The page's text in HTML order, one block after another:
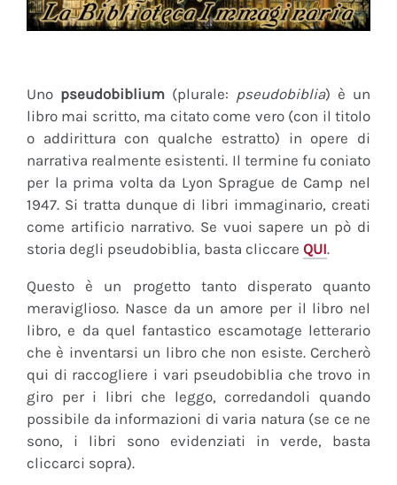
Uno pseudobiblium (plurale: pseudobiblia) è un
libro mai scritto, ma citato come vero (con il titolo
o addirittura con qualche estratto) in opere di
narrativa realmente esistenti. Il termine fu coniato
per la prima volta da Lyon Sprague de Camp nel
1947. Si tratta dunque di libri immaginario, creati
come artificio narrativo. Se vuoi sapere un pò di
storia degli pseudobiblia, basta cliccare QUI.
Questo è un progetto tanto disperato quanto
meraviglioso. Nasce da un amore per il libro nel
libro, e da quel fantastico escamotage letterario
che è inventarsi un libro che non esiste. Cercherò
qui di raccogliere i vari pseudobiblia che trovo in
giro per i libri che leggo, corredandoli quando
possibile da informazioni di varia natura (se ce ne
sono, i libri sono evidenziati in verde, basta
cliccarci sopra).